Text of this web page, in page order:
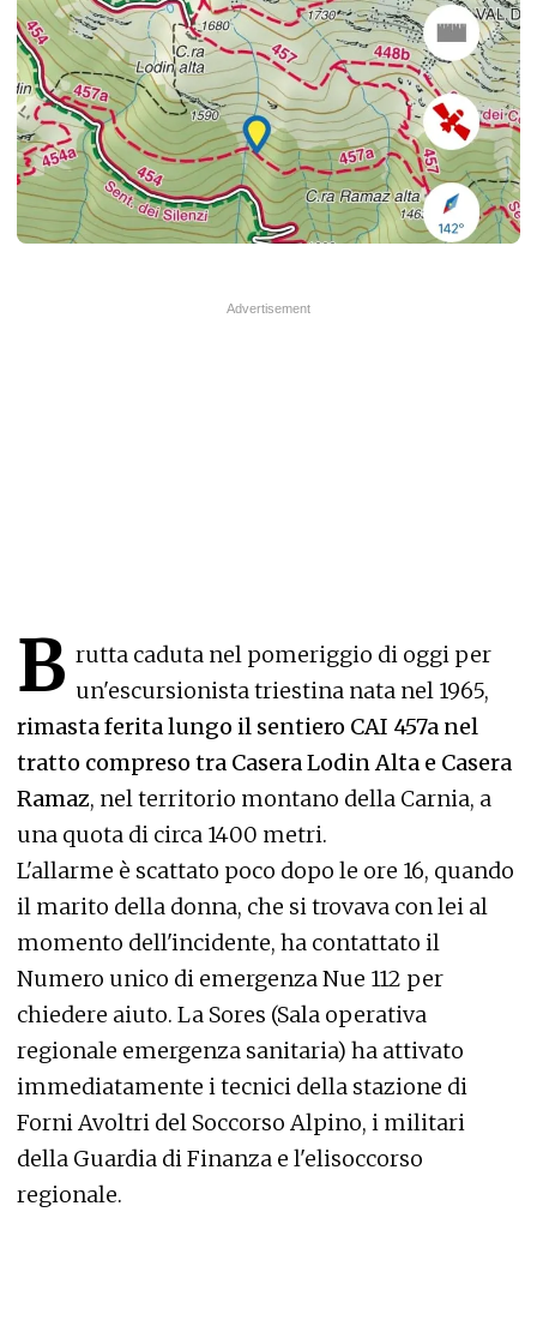
B rutta caduta nel pomeriggio di oggi per
un'escursionista triestina nata nel 1965,
rimasta ferita lungo il sentiero CAI 457a nel
tratto compreso tra Casera Lodin Alta e Casera
Ramaz, nel territorio montano della Carnia, a
una quota di circa 1400 metri.
L'allarme è scattato poco dopo le ore 16, quando
il marito della donna, che si trovava con lei al
momento dell'incidente, ha contattato il
Numero unico di emergenza Nue 112 per
chiedere aiuto. La Sores (Sala operativa
regionale emergenza sanitaria) ha attivato
immediatamente i tecnici della stazione di
Forni Avoltri del Soccorso Alpino, i militari
della Guardia di Finanza e l'elisoccorso
regionale.